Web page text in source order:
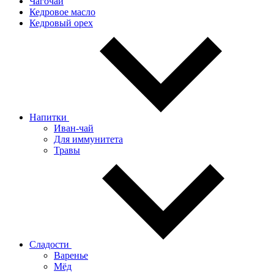
Кедровое масло
Кедровый орех
Напитки
Иван-чай
Для иммунитета
Травы
Сладости
Варенье
Мёд